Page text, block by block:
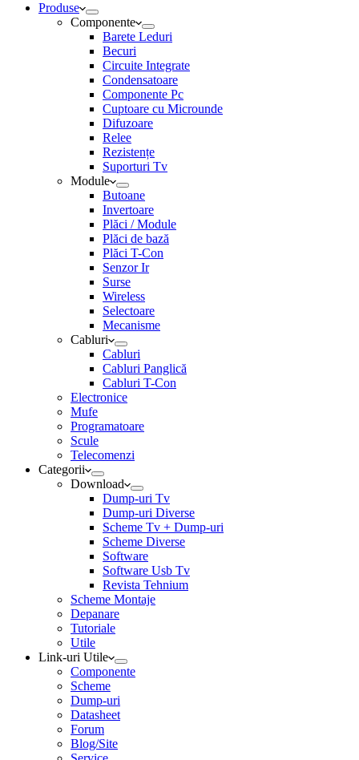
Produse
Componente
Barete Leduri
Becuri
Circuite Integrate
Condensatoare
Componente Pc
Cuptoare cu Microunde
Difuzoare
Relee
Rezistențe
Suporturi Tv
Module
Butoane
Invertoare
Plăci / Module
Plăci de bază
Plăci T-Con
Senzor Ir
Surse
Wireless
Selectoare
Mecanisme
Cabluri
Cabluri
Cabluri Panglică
Cabluri T-Con
Electronice
Mufe
Programatoare
Scule
Telecomenzi
Categorii
Download
Dump-uri Tv
Dump-uri Diverse
Scheme Tv + Dump-uri
Scheme Diverse
Software
Software Usb Tv
Revista Tehnium
Scheme Montaje
Depanare
Tutoriale
Utile
Link-uri Utile
Componente
Scheme
Dump-uri
Datasheet
Forum
Blog/Site